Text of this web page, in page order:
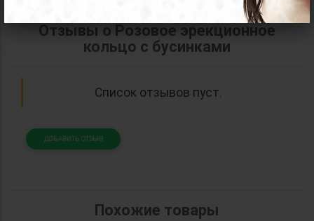
Отзывы о Розовое эрекционное
кольцо c бусинками
Список отзывов пуст.
ДОБАВИТЬ ОТЗЫВ
Похожие товары